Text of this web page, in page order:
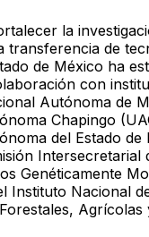
la
transferencia de
de México ha
con
Autónoma de
Chapingo
del Estado de
Intersecretarial
Genéticamente
Instituto Nacional
Agrícolas